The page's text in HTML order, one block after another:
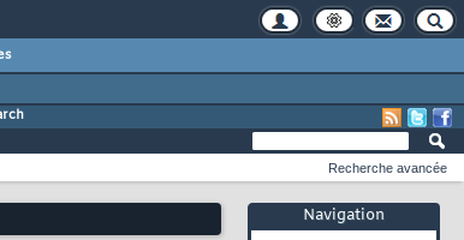
Navigation
Recherche avancée